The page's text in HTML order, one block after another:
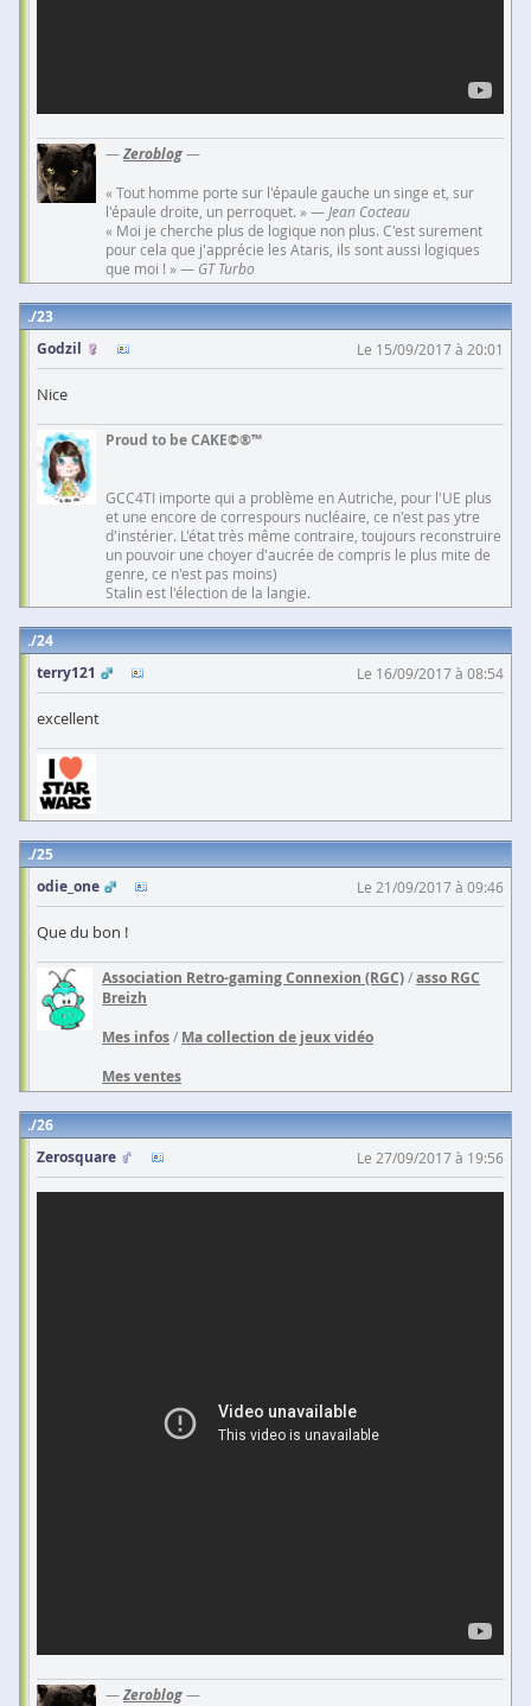
—Zeroblog—
« Tout homme porte sur l'épaule gauche un singe et, sur
l'épaule droite, un perroquet. » — Jean Cocteau
« Moi je cherche plus de logique non plus. C'est surement
pour cela que j'apprécie les Ataris, ils sont aussi logiques
que moi ! » — GT Turbo
23
Godzil
Le 15/09/2017 à 20:01
Nice
Proud to be CAKE©®™
GCC4TI importe qui a problème en Autriche, pour l'UE plus
et une encore de correspours nucléaire, ce n'est pas ytre
d'instérier. L'état très même contraire, toujours reconstruire
un pouvoir une choyer d'aucrée de compris le plus mite de
genre, ce n'est pas moins)
Stalin est l'élection de la langie.
24
terry121
Le 16/09/2017 à 08:54
excellent
25
odie_one
Le 21/09/2017 à 09:46
Que du bon !
Association Retro-gaming Connexion (RGC)/asso RGC
Breizh
Mes infos/ Ma collection de jeux vidéo
Mes ventes
26
Zerosquare
Le 27/09/2017 à 19:56
—Zeroblog—